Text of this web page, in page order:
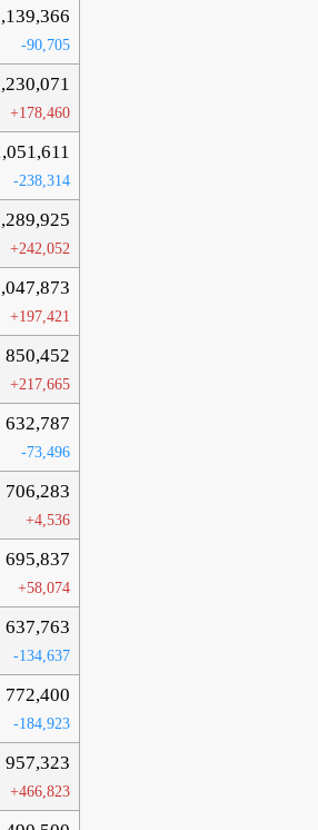
-90,705
+178,460
-238,314
+242,052
+197,421
850,452
+217,665
632,787
-73,496
706,283
+4,536
695,837
+58,074
637,763
-134,637
772,400
-184,923
957,323
+466,823